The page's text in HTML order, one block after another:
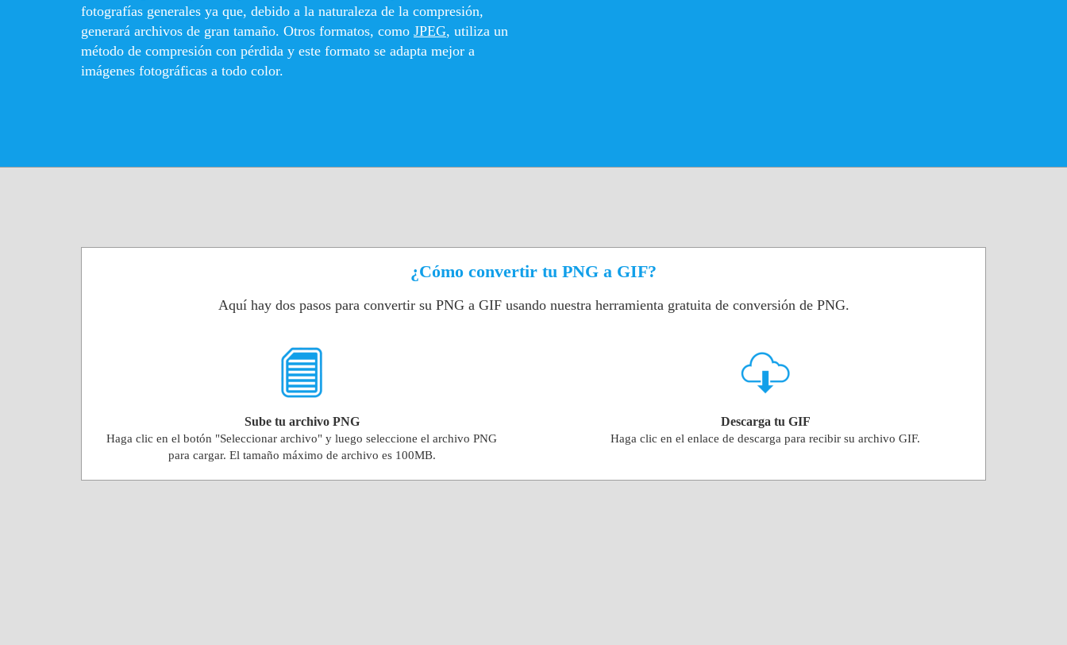
fotografías generales ya que, debido a la naturaleza de la compresión,
generará archivos de gran tamaño. Otros formatos, como JPEG, utiliza un
método de compresión con pérdida y este formato se adapta mejor a
imágenes fotográficas a todo color.
¿Cómo convertir tu PNG a GIF?
Aquí hay dos pasos para convertir su PNG a GIF usando nuestra herramienta gratuita de conversión de PNG.
Sube tu archivo PNG
Haga clic en el botón "Seleccionar archivo" y luego seleccione el archivo PNG
para cargar. El tamaño máximo de archivo es 100MB.
Descarga tu GIF
Haga clic en el enlace de descarga para recibir su archivo GIF.